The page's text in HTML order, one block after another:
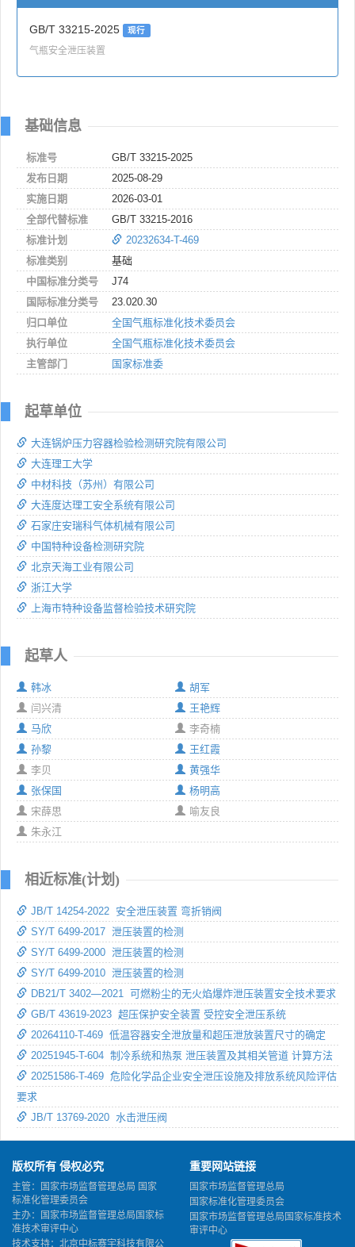
GB/T 33215-2025 现行
气瓶安全泄压装置
基础信息
标准号
GB/T 33215-2025
发布日期
2025-08-29
实施日期
2026-03-01
全部代替标准
GB/T 33215-2016
标准计划
20232634-T-469
标准类别
基础
中国标准分类号
J74
国际标准分类号
23.020.30
归口单位
全国气瓶标准化技术委员会
执行单位
全国气瓶标准化技术委员会
主管部门
国家标准委
起草单位
大连锅炉压力容器检验检测研究院有限公司
大连理工大学
中材科技（苏州）有限公司
大连度达理工安全系统有限公司
石家庄安瑞科气体机械有限公司
中国特种设备检测研究院
北京天海工业有限公司
浙江大学
上海市特种设备监督检验技术研究院
起草人
韩冰
胡军
闫兴清
王艳辉
马欣
李奇楠
孙黎
王红霞
李贝
黄强华
张保国
杨明高
宋薛思
喻友良
朱永江
相近标准(计划)
JB/T 14254-2022 安全泄压装置 弯折销阀
SY/T 6499-2017 泄压装置的检测
SY/T 6499-2000 泄压装置的检测
SY/T 6499-2010 泄压装置的检测
DB21/T 3402—2021 可燃粉尘的无火焰爆炸泄压装置安全技术要求
GB/T 43619-2023 超压保护安全装置 受控安全泄压系统
20264110-T-469 低温容器安全泄放量和超压泄放装置尺寸的确定
20251945-T-604 制冷系统和热泵 泄压装置及其相关管道 计算方法
20251586-T-469 危险化学品企业安全泄压设施及排放系统风险评估
要求
JB/T 13769-2020 水击泄压阀
版权所有 侵权必究
主管：国家市场监督管理总局 国家
标准化管理委员会
主办：国家市场监督管理总局国家标
准技术审评中心
技术支持：北京中标赛宇科技有限公
重要网站链接
国家市场监督管理总局
国家标准化管理委员会
国家市场监督管理总局国家标准技术
审评中心